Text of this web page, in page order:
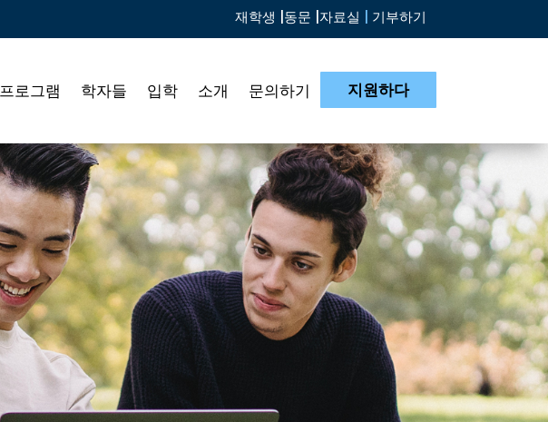
재학생 | 동문 | 자료실 기부하기
프로그램 학자들 입학 소개 문의하기 지원하다